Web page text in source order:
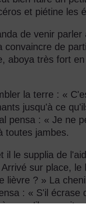
et piétine les
de venir
convaincre de
aboya très fort
la terre : «
jusqu'à ce
pensa : « Je ne
toutes jambes.
il le supplia de
sur place, le
? » La
: « S'il écrase
ce qu'il pourrait